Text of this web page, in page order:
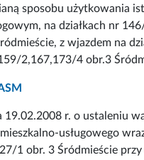
sposobu użytkowania
na działkach nr
z wjazdem na
2,167,173/4 obr.3
r. o ustaleniu
usługowego
1 obr. 3 Śródmieście